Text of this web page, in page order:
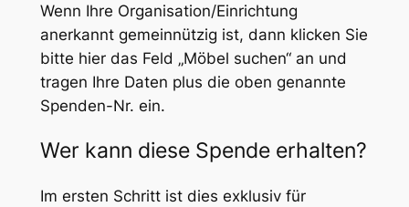
Wenn Ihre Organisation/Einrichtung
anerkannt gemeinnützig ist, dann klicken Sie
bitte hier das Feld „Möbel suchen“ an und
tragen Ihre Daten plus die oben genannte
Spenden-Nr. ein.
Wer kann diese Spende erhalten?
Im ersten Schritt ist dies exklusiv für